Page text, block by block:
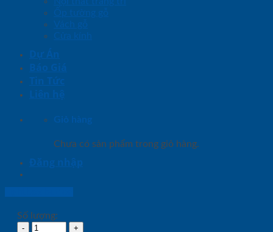
Ốp tường gỗ
Vách gỗ
Cửa kính
Dự Án
Báo Giá
Tin Tức
Liên hệ
Giỏ hàng
Chưa có sản phẩm trong giỏ hàng.
Đăng nhập
Số lượng: